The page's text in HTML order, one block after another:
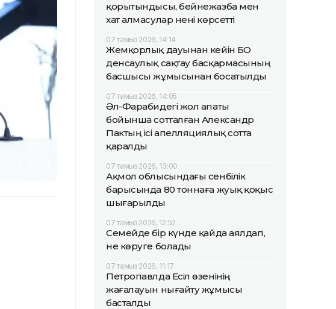
қорытындысы, бейнежазба мен
хат алмасулар нені көрсетті
07 тамыз 2026, 14:14
Жемқорлық дауынан кейін БҚО
денсаулық сақтау басқармасының
басшысы жұмысынан босатылды
07 тамыз 2026, 14:05
Әл-Фарабидегі жол апаты
бойынша сотталған Александр
Пактың ісі апелляциялық сотта
қаралды
07 тамыз 2026, 13:00
Ақмол облысындағы сенбілік
барысында 80 тоннаға жуық қоқыс
шығарылды
07 тамыз 2026, 12:52
Семейде бір күнде қайда аялдап,
не көруге болады
07 тамыз 2026, 11:17
Петропавлда Есіл өзенінің
жағалауын нығайту жұмысы
басталды